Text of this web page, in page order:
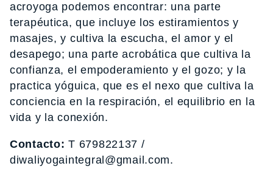
acroyoga podemos encontrar: una parte
terapéutica, que incluye los estiramientos y
masajes, y cultiva la escucha, el amor y el
desapego; una parte acrobática que cultiva la
confianza, el empoderamiento y el gozo; y la
practica yóguica, que es el nexo que cultiva la
conciencia en la respiración, el equilibrio en la
vida y la conexión.
Contacto: T 679822137 /
diwaliyogaintegral@gmail.com.